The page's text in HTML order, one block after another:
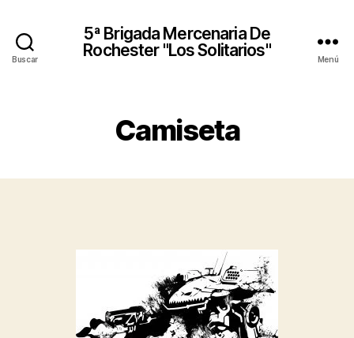
Buscar
5ª Brigada Mercenaria De
Rochester "Los Solitarios"
Menú
Camiseta